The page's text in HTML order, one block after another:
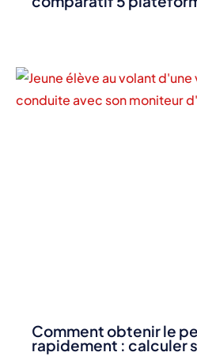
Comment obtenir le
rapidement : calculer